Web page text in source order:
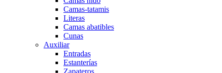
Camas-tatamis
Literas
Camas abatibles
Cunas
Auxiliar
Entradas
Estanterías
Zapateros